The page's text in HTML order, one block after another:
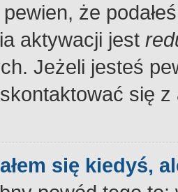
że
aktywacji jest
Jeżeli jesteś
się
się kiedyś,